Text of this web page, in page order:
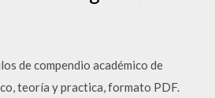
de compendio académico de
teoría y practica, formato PDF.